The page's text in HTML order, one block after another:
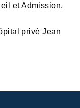
et Admission,
privé Jean